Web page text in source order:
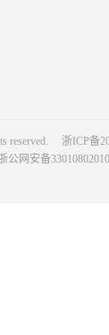
reserved.
浙ICP备
公网安备